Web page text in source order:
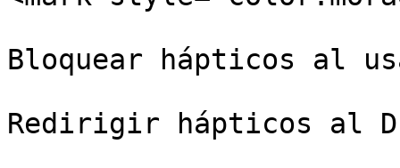
Bloquear hápticos al
Redirigir hápticos al